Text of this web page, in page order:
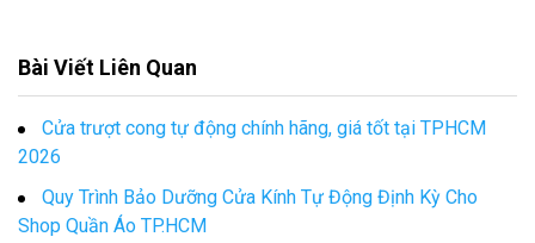
Bài Viết Liên Quan
Cửa trượt cong tự động chính hãng, giá tốt tại TPHCM
2026
Quy Trình Bảo Dưỡng Cửa Kính Tự Động Định Kỳ Cho
Shop Quần Áo TP.HCM